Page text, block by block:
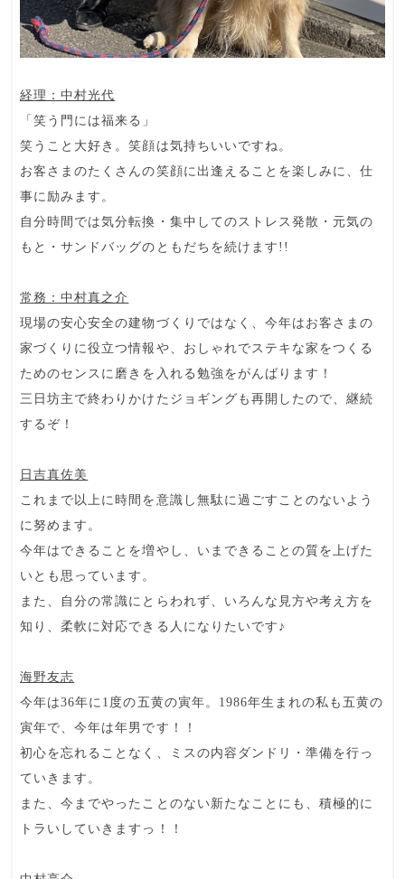
経理：中村光代
「笑う門には福来る」
笑うこと大好き。笑顔は気持ちいいですね。
お客さまのたくさんの笑顔に出逢えることを楽しみに、仕
事に励みます。
自分時間では気分転換・集中してのストレス発散・元気の
もと・サンドバッグのともだちを続けます!!
常務：中村真之介
現場の安心安全の建物づくりではなく、今年はお客さまの
家づくりに役立つ情報や、おしゃれでステキな家をつくる
ためのセンスに磨きを入れる勉強をがんばります！
三日坊主で終わりかけたジョギングも再開したので、継続
するぞ！
日吉真佐美
これまで以上に時間を意識し無駄に過ごすことのないよう
に努めます。
今年はできることを増やし、いまできることの質を上げた
いとも思っています。
また、自分の常識にとらわれず、いろんな見方や考え方を
知り、柔軟に対応できる人になりたいです♪
海野友志
今年は36年に1度の五黄の寅年。1986年生まれの私も五黄の
寅年で、今年は年男です！！
初心を忘れることなく、ミスの内容ダンドリ・準備を行っ
ていきます。
また、今までやったことのない新たなことにも、積極的に
トラいしていきますっ！！